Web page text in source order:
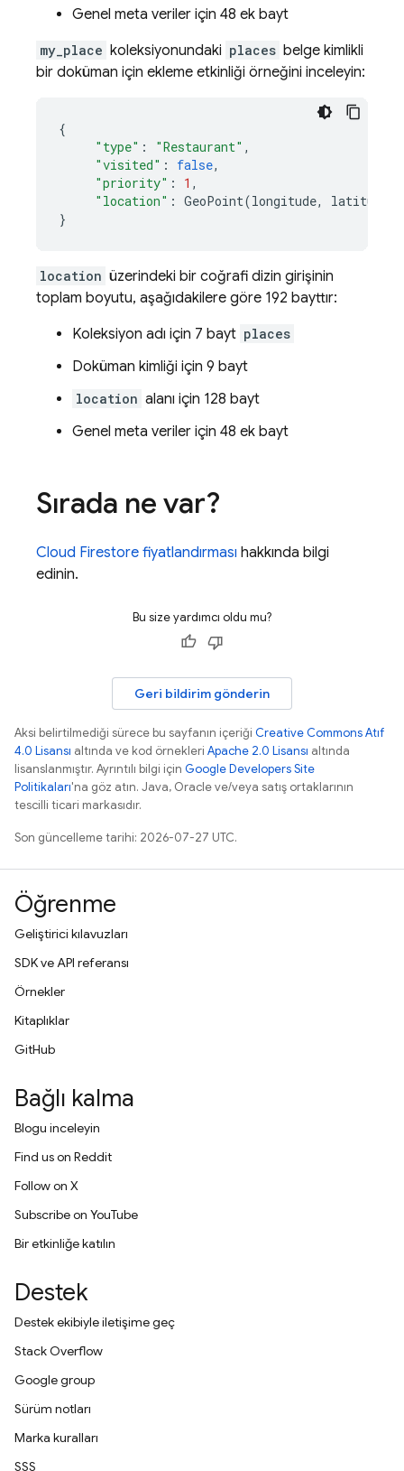
Genel meta veriler için 48 ek bayt
my_place koleksiyonundaki places belge kimlikli
bir doküman için ekleme etkinliği örneğini inceleyin:
{
"type" : "Restaurant" ,
"visited" : false,
"priority" : 1 ,
"location" : GeoPoint(longitude, latitude
}
location üzerindeki bir coğrafi dizin girişinin
toplam boyutu, aşağıdakilere göre 192 bayttır:
Koleksiyon adı için 7 bayt places
Doküman kimliği için 9 bayt
location alanı için 128 bayt
Genel meta veriler için 48 ek bayt
Sırada ne var?
Cloud Firestore fiyatlandırması hakkında bilgi
edinin.
Bu size yardımcı oldu mu?
Geri bildirim gönderin
Aksi belirtilmediği sürece bu sayfanın içeriği Creative Commons Atıf
4.0 Lisansı altında ve kod örnekleri Apache 2.0 Lisansı altında
lisanslanmıştır. Ayrıntılı bilgi için Google Developers Site
Politikaları'na göz atın. Java, Oracle ve/veya satış ortaklarının
tescilli ticari markasıdır.
Son güncelleme tarihi: 2026-07-27 UTC.
Öğrenme
Geliştirici kılavuzları
SDK ve API referansı
Örnekler
Kitaplıklar
GitHub
Bağlı kalma
Blogu inceleyin
Find us on Reddit
Follow on X
Subscribe on YouTube
Bir etkinliğe katılın
Destek
Destek ekibiyle iletişime geç
Stack Overflow
Google group
Sürüm notları
Marka kuralları
SSS